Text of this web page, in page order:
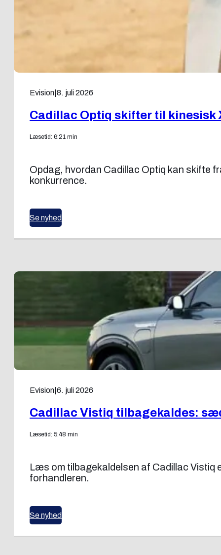
Evision 8. juli 2026
Cadillac Optiq skifter til kinesisk
Læsetid: 6:21 min
Opdag, hvordan Cadillac Optiq kan skifte
konkurrence.
Se nyhed
Evision 6. juli 2026
Cadillac Vistiq tilbagekaldes:
Læsetid: 5:48 min
Læs om tilbagekaldelsen af Cadillac
forhandleren.
Se nyhed